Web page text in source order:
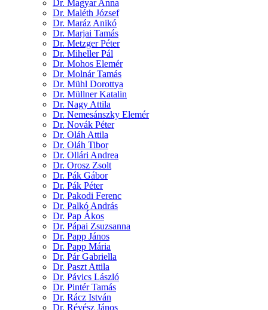
Dr. Magyar Anna
Dr. Maléth József
Dr. Maráz Anikó
Dr. Marjai Tamás
Dr. Metzger Péter
Dr. Miheller Pál
Dr. Mohos Elemér
Dr. Molnár Tamás
Dr. Mühl Dorottya
Dr. Müllner Katalin
Dr. Nagy Attila
Dr. Nemesánszky Elemér
Dr. Novák Péter
Dr. Oláh Attila
Dr. Oláh Tibor
Dr. Ollári Andrea
Dr. Orosz Zsolt
Dr. Pák Gábor
Dr. Pák Péter
Dr. Pakodi Ferenc
Dr. Palkó András
Dr. Pap Ákos
Dr. Pápai Zsuzsanna
Dr. Papp János
Dr. Papp Mária
Dr. Pár Gabriella
Dr. Paszt Attila
Dr. Pávics László
Dr. Pintér Tamás
Dr. Rácz István
Dr. Révész János